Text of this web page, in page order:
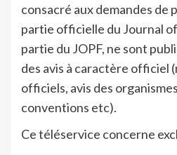
consacré aux demandes de
partie officielle du Journal
partie du JOPF, ne sont
des avis à caractère officiel
officiels, avis des
conventions etc).
Ce téléservice concerne